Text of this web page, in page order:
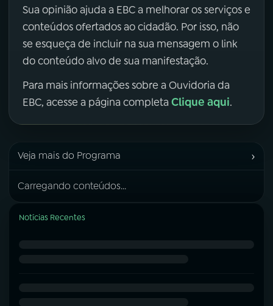
Sua opinião ajuda a EBC a melhorar os serviços e
conteúdos ofertados ao cidadão. Por isso, não
se esqueça de incluir na sua mensagem o link
do conteúdo alvo de sua manifestação.
Para mais informações sobre a Ouvidoria da
EBC, acesse a página completa Clique aqui.
Veja mais do Programa ›
Carregando conteúdos...
Notícias Recentes